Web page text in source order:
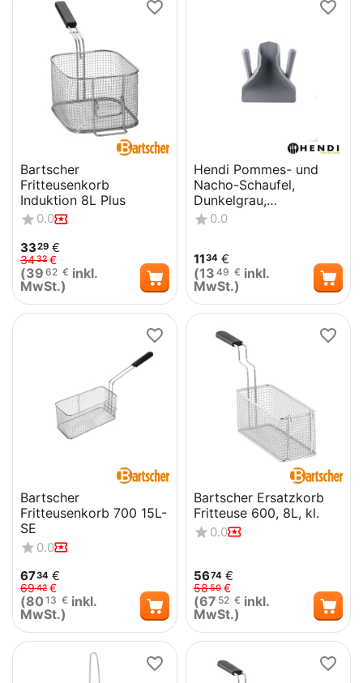
Bartscher
Fritteusenkorb
Induktion 8L Plus
0.0
3329 €
3432 €
(39 62 € inkl.
MwSt.)
Hendi Pommes- und
Nacho-Schaufel,
Dunkelgrau,
233x205mm
0.0
1134 €
(13 49 € inkl.
MwSt.)
Bartscher
Fritteusenkorb 700 15L-
SE
0.0
6734 €
6942 €
(80 13 € inkl.
MwSt.)
Bartscher Ersatzkorb
Fritteuse 600, 8L, kl.
0.0
5674 €
5850 €
(67 52 € inkl.
MwSt.)